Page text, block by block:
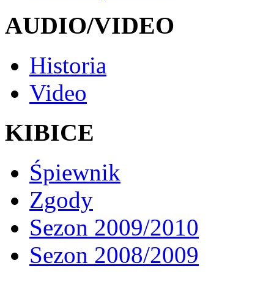
AUDIO/VIDEO
Historia
Video
KIBICE
Śpiewnik
Zgody
Sezon 2009/2010
Sezon 2008/2009